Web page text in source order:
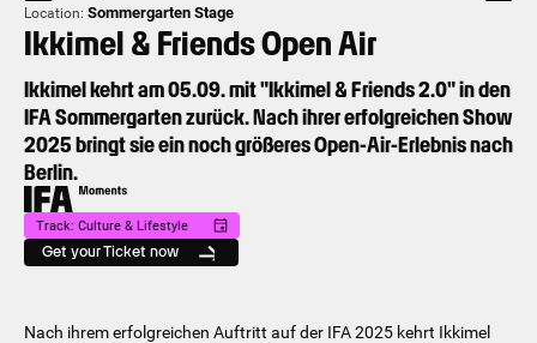
Location: Sommergarten Stage
Ikkimel & Friends Open Air
Ikkimel kehrt am 05.09. mit "Ikkimel & Friends 2.0" in den
IFA Sommergarten zurück. Nach ihrer erfolgreichen Show
2025 bringt sie ein noch größeres Open-Air-Erlebnis nach
Berlin.
Track: Culture & Lifestyle
Get your Ticket now
Nach ihrem erfolgreichen Auftritt auf der IFA 2025 kehrt Ikkimel